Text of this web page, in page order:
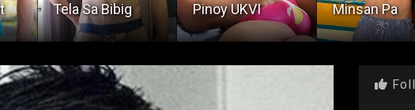
Pinoy UKVI Minsan Pa
Puntod